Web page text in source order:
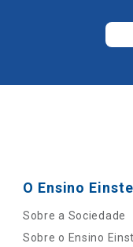
O Ensino
Sobre a Sociedade
Sobre o Ensino